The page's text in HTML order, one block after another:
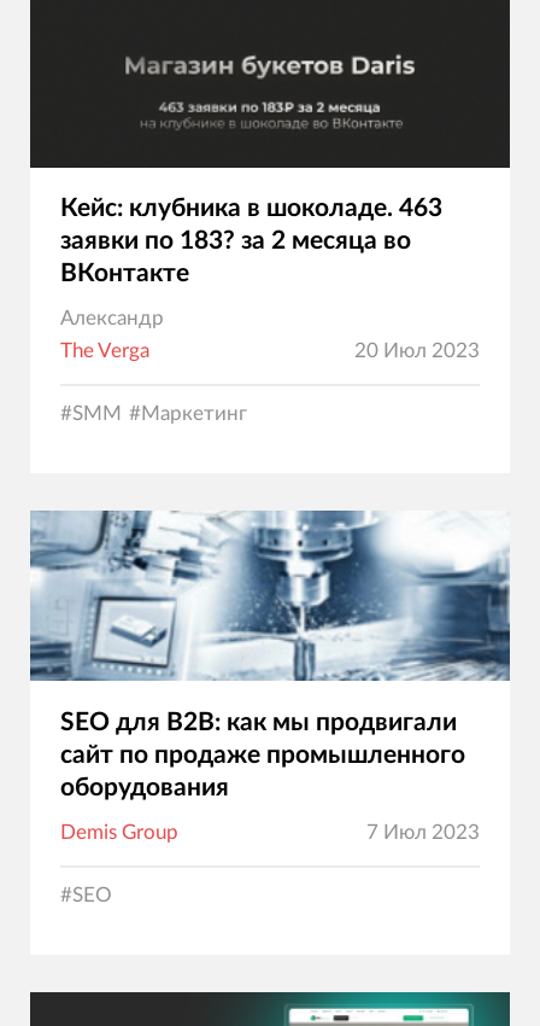
Кейс: клубника в шоколаде. 463
заявки по 183? за 2 месяца во
ВКонтакте
Александр
The Verga
20 Июл 2023
#SMM #Маркетинг
SEO для B2B: как мы продвигали
сайт по продаже промышленного
оборудования
Demis Group 7 Июл 2023
#SEO